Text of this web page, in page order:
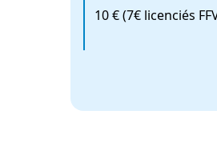
10 € (7€ licenciés